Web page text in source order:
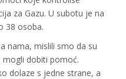
za Gazu. U subotu je na
38 osoba.
nama, mislili smo da su
mogli dobiti pomoć.
dolaze s jedne strane, a